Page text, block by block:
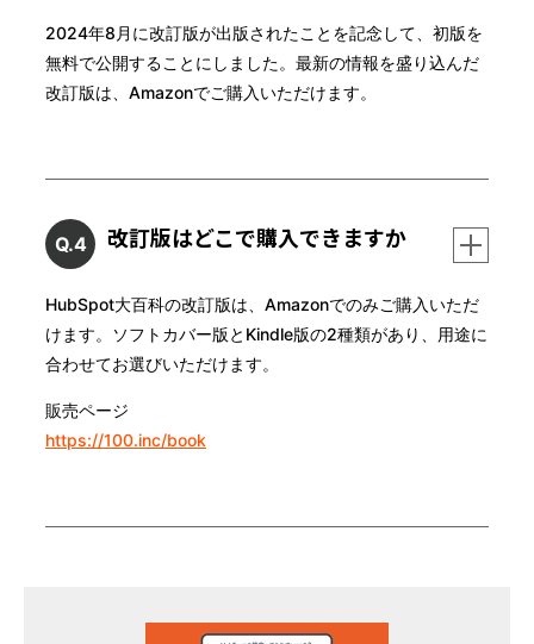
2024年8月に改訂版が出版されたことを記念して、初版を
無料で公開することにしました。最新の情報を盛り込んだ
改訂版は、Amazonでご購入いただけます。
Q.4 改訂版はどこで購入できますか
HubSpot大百科の改訂版は、Amazonでのみご購入いただ
けます。ソフトカバー版とKindle版の2種類があり、用途に
合わせてお選びいただけます。
販売ページ
https://100.inc/book